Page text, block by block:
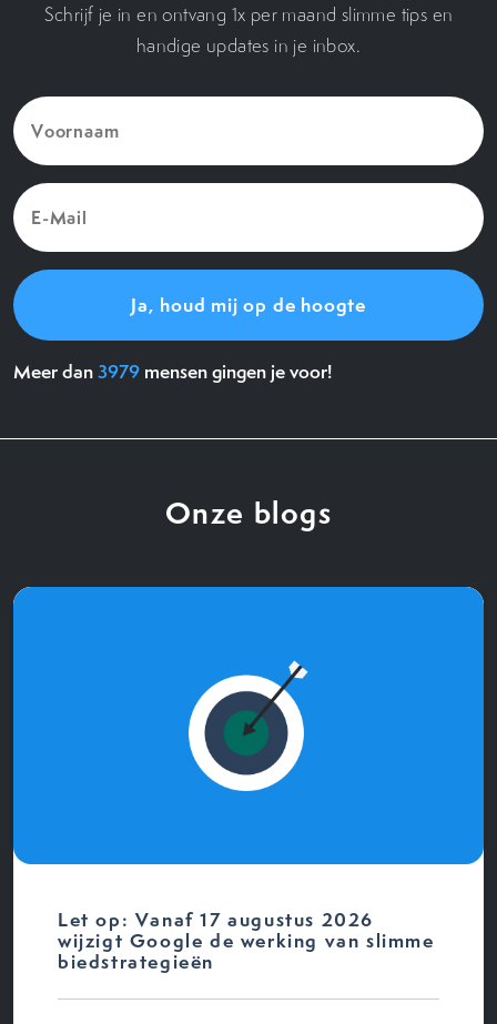
Schrijf je in en ontvang 1x per maand slimme tips en
handige updates in je inbox.
Voornaam
(Vereist)
E-
Mail
(Vereist)
Meer dan3979 mensen gingen je voor!
Onze blogs
Let op: Vanaf 17 augustus 2026
wijzigt Google de werking van slimme
biedstrategieën